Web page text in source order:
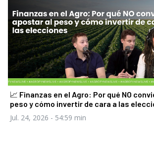
📈 Finanzas en el Agro: Por qué NO
peso y cómo invertir de cara a las
Jul. 24, 2026 - 54:59 min